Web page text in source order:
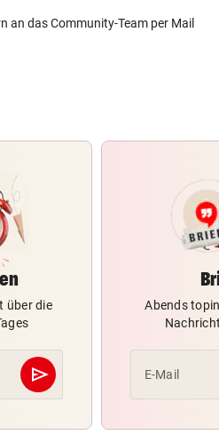
an das Community-Team per Mail
über die
send
Abschicken
Abends
E-Mail